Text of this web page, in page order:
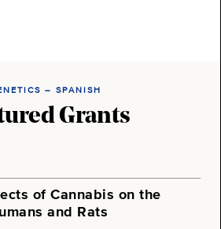
– SPANISH
Grants
of Cannabis on the
and Rats